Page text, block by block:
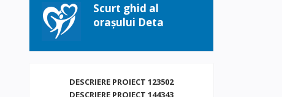
Scurt ghid al
orașului Deta
DESCRIERE PROIECT 123502
DESCRIERE PROIECT 144343